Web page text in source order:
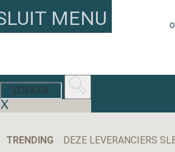
MENU
TRENDING